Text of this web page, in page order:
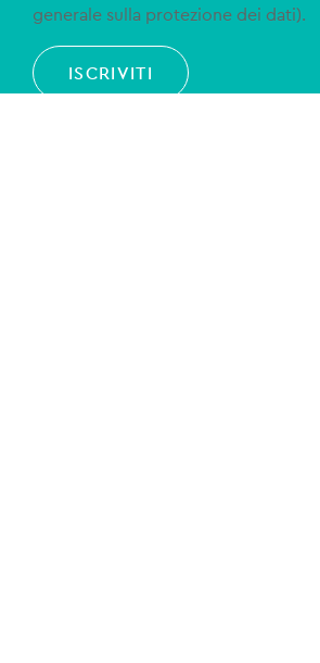
generale sulla protezione dei dati).
ISCRIVITI